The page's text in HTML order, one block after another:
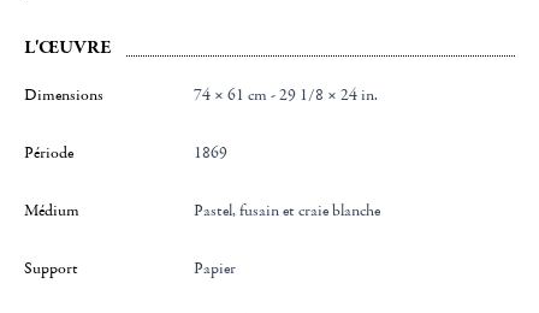
L'ŒUVRE
Dimensions 74 × 61 cm - 29 1/8 × 24 in.
Période 1869
Médium Pastel, fusain et craie blanche
Support Papier